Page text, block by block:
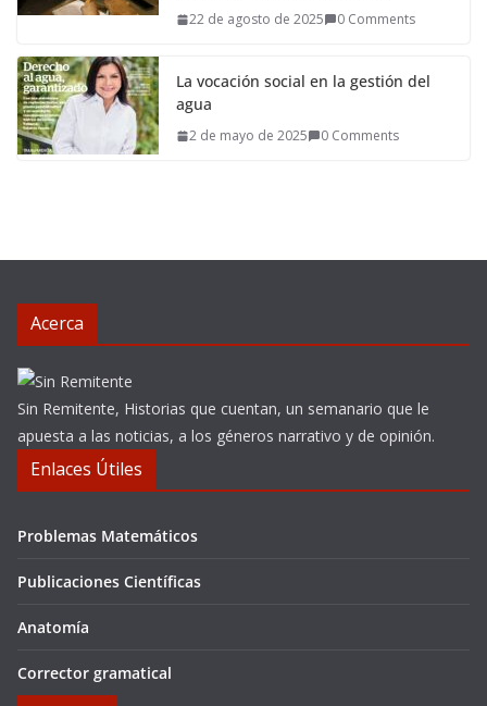
22 de agosto de 2025 0 Comments
La vocación social en la gestión del
agua
2 de mayo de 2025 0 Comments
Acerca
Sin Remitente, Historias que cuentan, un semanario que le
apuesta a las noticias, a los géneros narrativo y de opinión.
Enlaces Útiles
Problemas Matemáticos
Publicaciones Científicas
Anatomía
Corrector gramatical